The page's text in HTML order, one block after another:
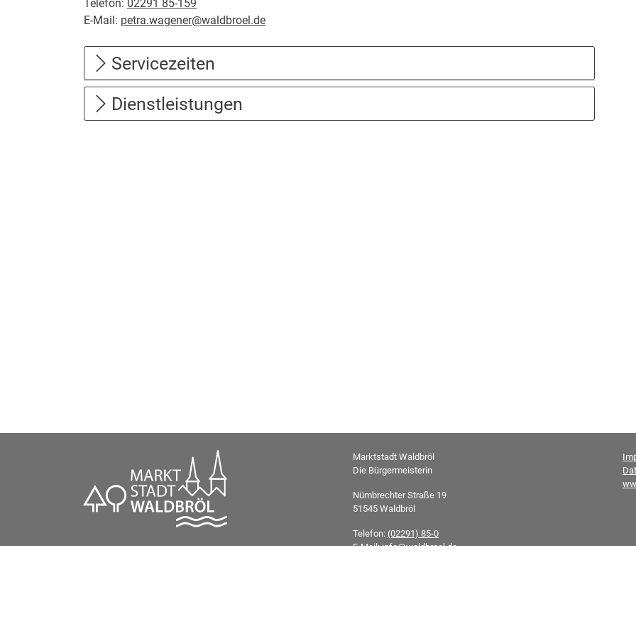
Telefon: 02291 85-159
E-Mail: petra.wagener@waldbroel.de
Servicezeiten
Dienstleistungen
Marktstadt Waldbröl
Die Bürgermeisterin
Nümbrechter Straße 19
51545 Waldbröl
Telefon: (02291) 85-0
E-Mail:info@waldbroel.de